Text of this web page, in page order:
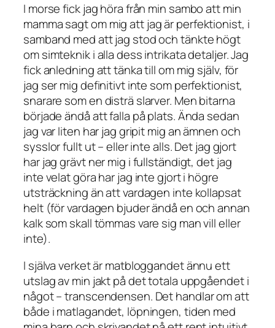
I morse fick jag höra från min sambo att min
mamma sagt om mig att jag är perfektionist, i
samband med att jag stod och tänkte högt
om simteknik i alla dess intrikata detaljer. Jag
fick anledning att tänka till om mig själv, för
jag ser mig definitivt inte som perfektionist,
snarare som en disträ slarver. Men bitarna
började ändå att falla på plats. Ända sedan
jag var liten har jag gripit mig an ämnen och
sysslor fullt ut – eller inte alls. Det jag gjort
har jag grävt ner mig i fullständigt, det jag
inte velat göra har jag inte gjort i högre
utsträckning än att vardagen inte kollapsat
helt (för vardagen bjuder ändå en och annan
kalk som skall tömmas vare sig man vill eller
inte).
I själva verket är matbloggandet ännu ett
utslag av min jakt på det totala uppgåendet i
något – transcendensen. Det handlar om att
både i matlagandet, löpningen, tiden med